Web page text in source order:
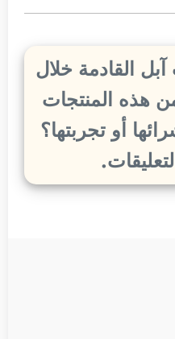
القادمة خلال
وأي من هذه المنتجات
أو تجربتها؟